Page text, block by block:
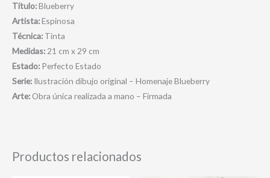
Título:Blueberry
Artista:Espinosa
Técnica: Tinta
Medidas:21 cm x 29 cm
Estado: Perfecto Estado
Serie: Ilustración dibujo original – Homenaje Blueberry
Arte: Obra única realizada a mano – Firmada
Productos relacionados